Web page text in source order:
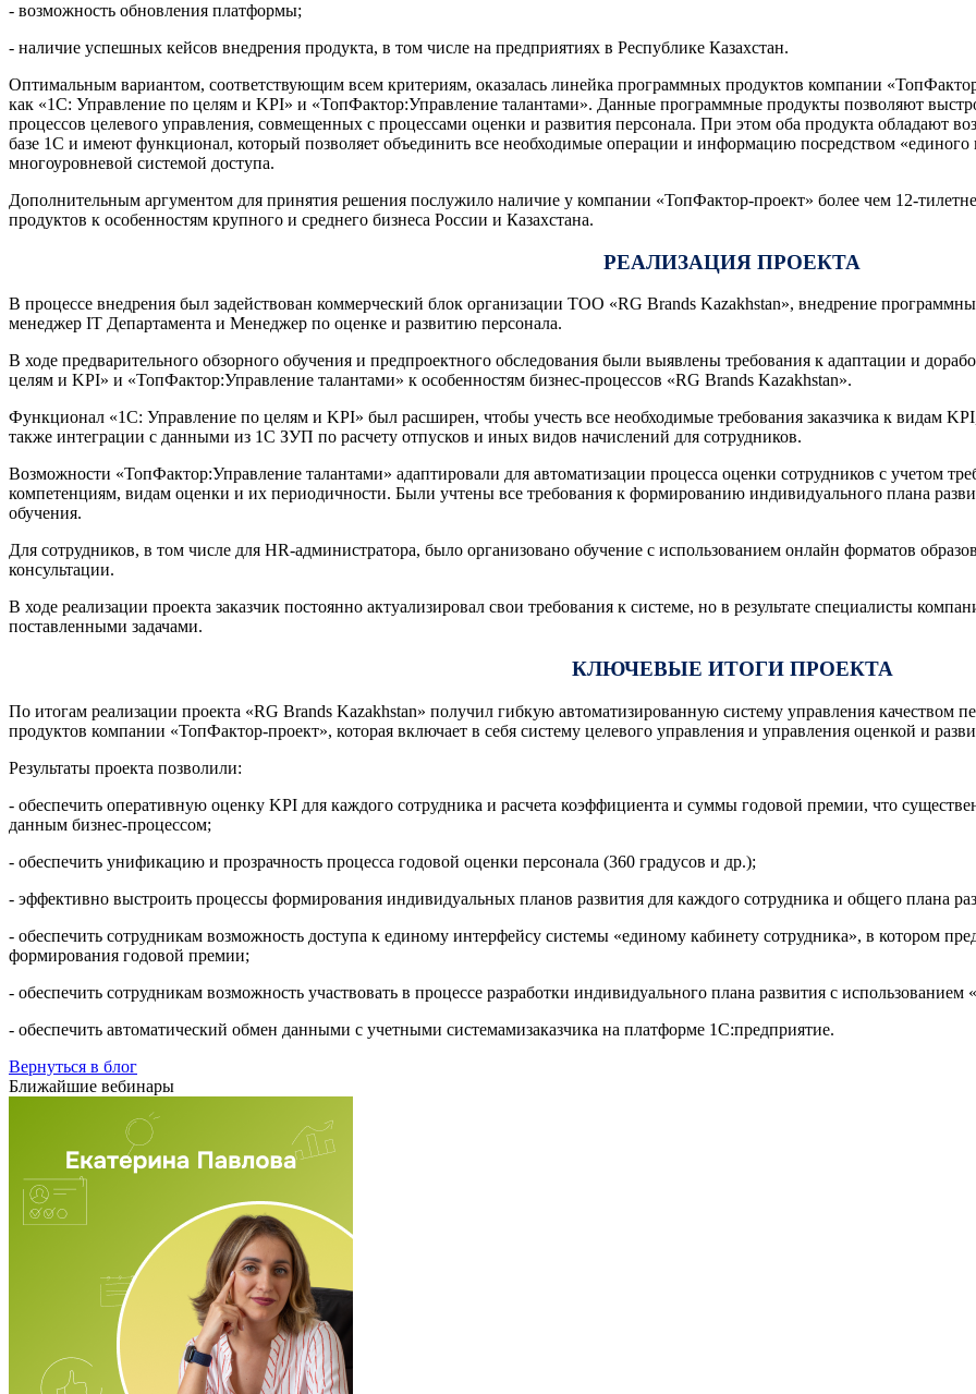
- возможность обновления платформы;
- наличие успешных кейсов внедрения продукта, в том числе на предприятиях в Республике Казахстан.
Оптимальным вариантом, соответствующим всем критериям, оказалась линейка программных продуктов компании
как «1C: Управление по целям и KPI» и «ТопФактор:Управление талантами». Данные программные продукты позволяют
процессов целевого управления, совмещенных с процессами оценки и развития персонала. При этом оба продукта обладают
базе 1С и имеют функционал, который позволяет объединить все необходимые операции и информацию посредством
многоуровневой системой доступа.
Дополнительным аргументом для принятия решения послужило наличие у компании «ТопФактор-проект» более чем 12-
продуктов к особенностям крупного и среднего бизнеса России и Казахстана.
РЕАЛИЗАЦИЯ ПРОЕКТА
В процессе внедрения был задействован коммерческий блок организации ТОО «RG Brands Kazakhstan», внедрение
менеджер IT Департамента и Менеджер по оценке и развитию персонала.
В ходе предварительного обзорного обучения и предпроектного обследования были выявлены требования к адаптации и
целям и KPI» и «ТопФактор:Управление талантами» к особенностям бизнес-процессов «RG Brands Kazakhstan».
Функционал «1C: Управление по целям и KPI» был расширен, чтобы учесть все необходимые требования заказчика к видам
также интеграции с данными из 1С ЗУП по расчету отпусков и иных видов начислений для сотрудников.
Возможности «ТопФактор:Управление талантами» адаптировали для автоматизации процесса оценки сотрудников с учетом
компетенциям, видам оценки и их периодичности. Были учтены все требования к формированию индивидуального плана
обучения.
Для сотрудников, в том числе для HR-администратора, было организовано обучение с использованием онлайн форматов
консультации.
В ходе реализации проекта заказчик постоянно актуализировал свои требования к системе, но в результате специалисты
поставленными задачами.
КЛЮЧЕВЫЕ ИТОГИ ПРОЕКТА
По итогам реализации проекта «RG Brands Kazakhstan» получил гибкую автоматизированную систему управления качеством
продуктов компании «ТопФактор-проект», которая включает в себя систему целевого управления и управления оценкой и
Результаты проекта позволили:
- обеспечить оперативную оценку KPI для каждого сотрудника и расчета коэффициента и суммы годовой премии, что
данным бизнес-процессом;
- обеспечить унификацию и прозрачность процесса годовой оценки персонала (360 градусов и др.);
- эффективно выстроить процессы формирования индивидуальных планов развития для каждого сотрудника и общего плана
- обеспечить сотрудникам возможность доступа к единому интерфейсу системы «единому кабинету сотрудника», в котором
формирования годовой премии;
- обеспечить сотрудникам возможность участвовать в процессе разработки индивидуального плана развития с использованием
- обеспечить автоматический обмен данными с учетными системамизаказчика на платформе 1С:предприятие.
Вернуться в блог
Ближайшие вебинары